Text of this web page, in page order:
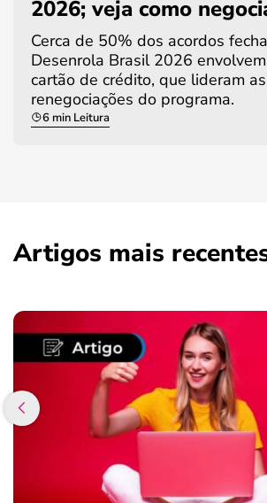
2026; veja como
Cerca de 50% dos acordos
Desenrola Brasil 2026
cartão de crédito, que lideram as
renegociações do programa.
6 min Leitura
Artigos mais